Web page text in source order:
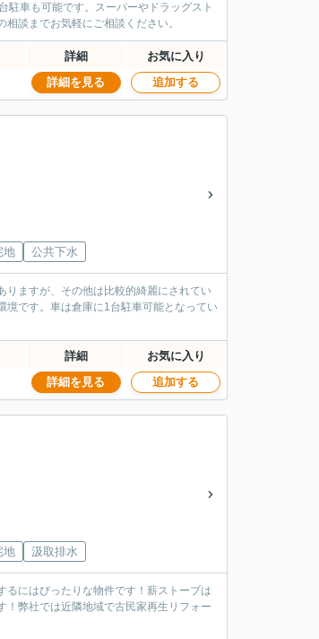
駐車も可能です。スーパーやドラッグスト
談までお気軽にご相談ください。
詳細 お気に入り
詳細を見る 追加する
地 公共下水
りますが、その他は比較的綺麗にされてい
境です。車は倉庫に1台駐車可能となってい
詳細 お気に入り
詳細を見る 追加する
地 汲取排水
にはぴったりな物件です！薪ストーブは
！弊社では近隣地域で古民家再生リフォー